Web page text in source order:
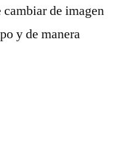
de imagen
y de manera